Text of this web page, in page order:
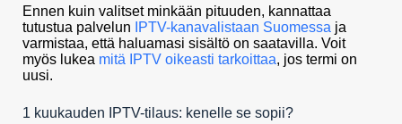
Ennen kuin valitset minkään pituuden, kannattaa
tutustua palvelun
IPTV-kanavalistaan Suomessa ja
varmistaa, että haluamasi sisältö on saatavilla. Voit
myös lukea mitä IPTV oikeasti tarkoittaa, jos termi on
uusi.
1 kuukauden IPTV-tilaus: kenelle se sopii?